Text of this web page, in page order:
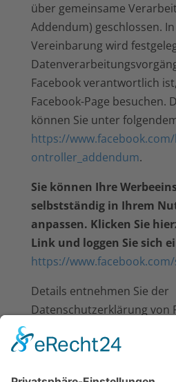
über gemeinsame
Addendum) geschlossen.
Vereinbarung wird
Facebook verantwortlich
Facebook-Page besuchen.
können Sie unter
https://
ontroller_addendum.
Sie können Ihre
selbstständig in Ihrem
anpassen. Klicken Sie
Link und loggen Sie sich
https://
Details entnehmen Sie der
Datenschutzerklärung von